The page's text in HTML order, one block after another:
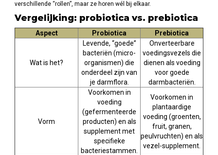
verschillende “rollen”, maar ze horen wél bij elkaar.
Vergelijking: probiotica vs. prebiotica
Aspect Probiotica Prebiotica
Wat is het?
Levende, “goede”
bacteriën (micro-
organismen) die
onderdeel zijn van
je darmflora.
Onverteerbare
voedingsvezels die
dienen als voeding
voor goede
darmbacteriën.
Vorm
Voorkomen in
voeding
(gefermenteerde
producten) en als
supplement met
specifieke
bacteriestammen.
Voorkomen in
plantaardige
voeding (groenten,
fruit, granen,
peulvruchten) en als
vezel-supplement.